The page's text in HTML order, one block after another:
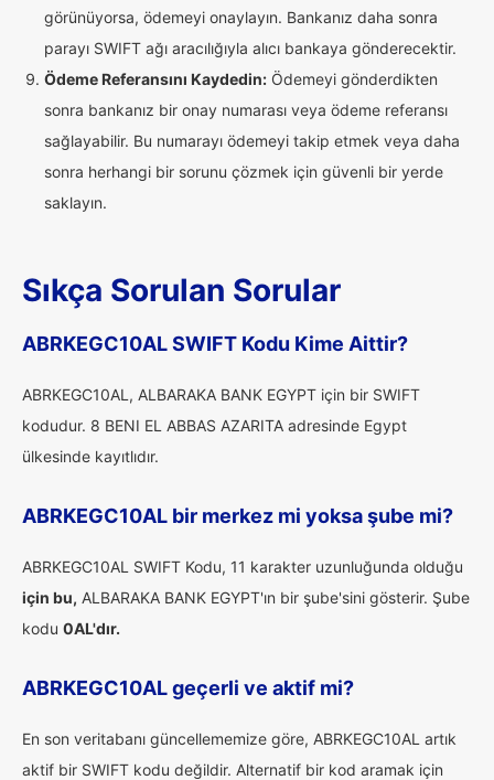
görünüyorsa, ödemeyi onaylayın. Bankanız daha sonra
parayı SWIFT ağı aracılığıyla alıcı bankaya gönderecektir.
Ödeme Referansını Kaydedin: Ödemeyi gönderdikten
sonra bankanız bir onay numarası veya ödeme referansı
sağlayabilir. Bu numarayı ödemeyi takip etmek veya daha
sonra herhangi bir sorunu çözmek için güvenli bir yerde
saklayın.
Sıkça Sorulan Sorular
ABRKEGC10AL SWIFT Kodu Kime Aittir?
ABRKEGC10AL, ALBARAKA BANK EGYPT için bir SWIFT
kodudur. 8 BENI EL ABBAS AZARITA adresinde Egypt
ülkesinde kayıtlıdır.
ABRKEGC10AL bir merkez mi yoksa şube mi?
ABRKEGC10AL SWIFT Kodu, 11 karakter uzunluğunda olduğu
için bu, ALBARAKA BANK EGYPT'ın bir şube'sini gösterir. Şube
kodu 0AL'dır.
ABRKEGC10AL geçerli ve aktif mi?
En son veritabanı güncellememize göre, ABRKEGC10AL artık
aktif bir SWIFT kodu değildir. Alternatif bir kod aramak için